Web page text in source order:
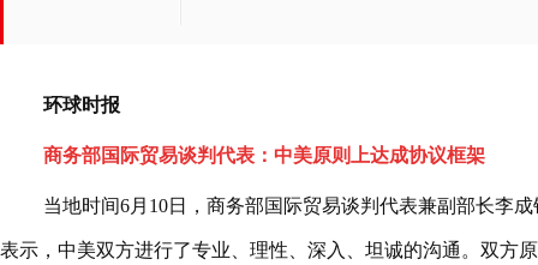
环球时报
商务部国际贸易谈判代表：中美原则上达成协议框架
当地时间6月10日，商务部国际贸易谈判代表兼副部长李
表示，中美双方进行了专业、理性、深入、坦诚的沟通。双方